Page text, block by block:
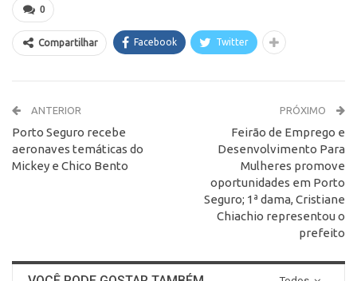
0
Compartilhar Facebook Twitter
ANTERIOR
Porto Seguro recebe
aeronaves temáticas do
Mickey e Chico Bento
PRÓXIMO
Feirão de Emprego e
Desenvolvimento Para
Mulheres promove
oportunidades em Porto
Seguro; 1ª dama, Cristiane
Chiachio representou o
prefeito